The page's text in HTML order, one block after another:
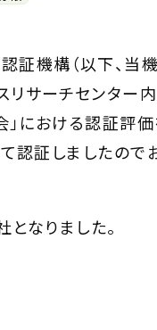
機構（以下、当
リサーチセンター
における認証評価
認証しましたので
なりました。